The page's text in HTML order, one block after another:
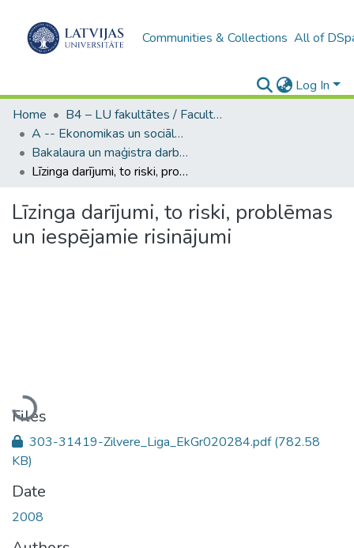
Communities & Collections All of
Log In
Home
B4 – LU fakultātes / Faculties of the UL
A -- Ekonomikas un sociālo zinātņu fakultāte / Faculty of Economics and Social Sciences
Bakalaura un maģistra darbi (ESZF) / Bachelor's and Master's theses
Līzinga darījumi, to riski, problēmas un iespējamie risinājumi
Līzinga darījumi, to riski, problēmas
un iespējamie risinājumi
Loading...
Files
303-31419-Zilvere_Liga_EkGr020284.pdf(782.58
KB)
Date
2008